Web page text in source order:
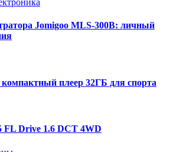
Jomigoo MLS-300B: личный
плеер 32ГБ для спорта
FL Drive 1.6 DCT 4WD